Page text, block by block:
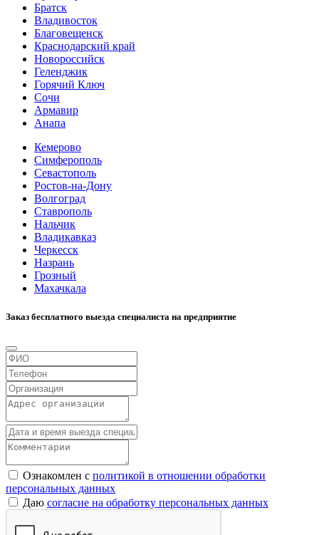
Братск
Владивосток
Благовещенск
Краснодарский край
Новороссийск
Геленджик
Горячий Ключ
Сочи
Армавир
Анапа
Кемерово
Симферополь
Севастополь
Ростов-на-Дону
Волгоград
Ставрополь
Нальчик
Владикавказ
Черкесск
Назрань
Грозный
Махачкала
Заказ бесплатного выезда специалиста на предприятие
Ознакомлен с политикой в отношении обработки
персональных данных
Даю согласие на обработку персональных данных